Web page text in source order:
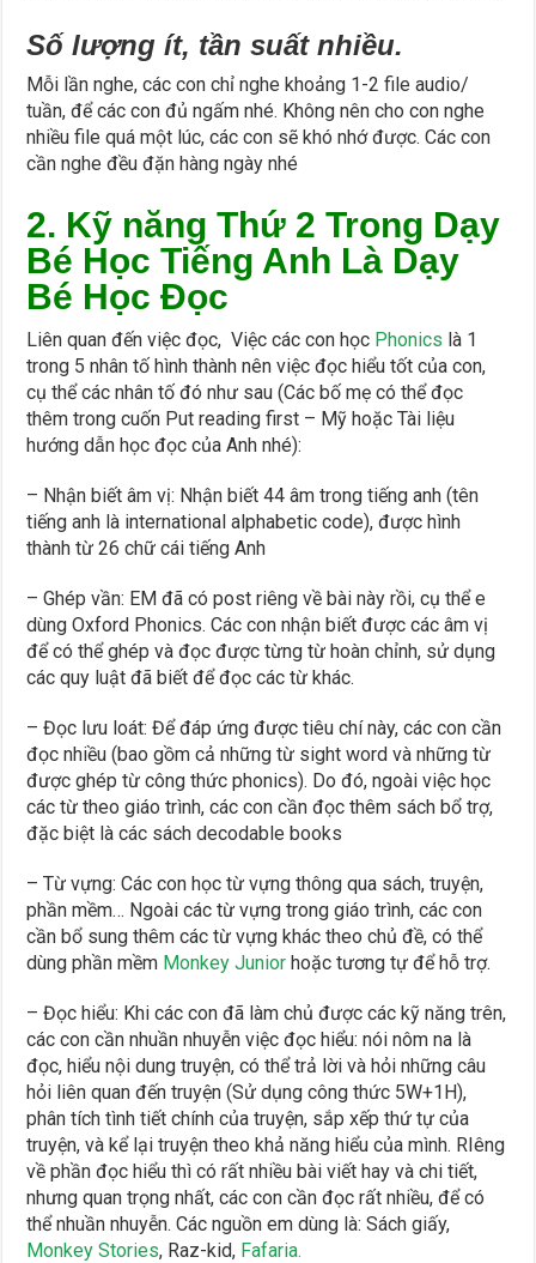
Số lượng ít, tần suất nhiều.
Mỗi lần nghe, các con chỉ nghe khoảng 1-2 file audio/
tuần, để các con đủ ngấm nhé. Không nên cho con nghe
nhiều file quá một lúc, các con sẽ khó nhớ được. Các con
cần nghe đều đặn hàng ngày nhé
2. Kỹ năng Thứ 2 Trong Dạy
Bé Học Tiếng Anh Là Dạy
Bé Học Đọc
Liên quan đến việc đọc, Việc các con học Phonics là 1
trong 5 nhân tố hình thành nên việc đọc hiểu tốt của con,
cụ thể các nhân tố đó như sau (Các bố mẹ có thể đọc
thêm trong cuốn Put reading first – Mỹ hoặc Tài liệu
hướng dẫn học đọc của Anh nhé):
– Nhận biết âm vị: Nhận biết 44 âm trong tiếng anh (tên
tiếng anh là international alphabetic code), được hình
thành từ 26 chữ cái tiếng Anh
– Ghép vần: EM đã có post riêng về bài này rồi, cụ thể e
dùng Oxford Phonics. Các con nhận biết được các âm vị
để có thể ghép và đọc được từng từ hoàn chỉnh, sử dụng
các quy luật đã biết để đọc các từ khác.
– Đọc lưu loát: Để đáp ứng được tiêu chí này, các con cần
đọc nhiều (bao gồm cả những từ sight word và những từ
được ghép từ công thức phonics). Do đó, ngoài việc học
các từ theo giáo trình, các con cần đọc thêm sách bổ trợ,
đặc biệt là các sách decodable books
– Từ vựng: Các con học từ vựng thông qua sách, truyện,
phần mềm… Ngoài các từ vựng trong giáo trình, các con
cần bổ sung thêm các từ vựng khác theo chủ đề, có thể
dùng phần mềm Monkey Junior hoặc tương tự để hỗ trợ.
– Đọc hiểu: Khi các con đã làm chủ được các kỹ năng trên,
các con cần nhuần nhuyễn việc đọc hiểu: nói nôm na là
đọc, hiểu nội dung truyện, có thể trả lời và hỏi những câu
hỏi liên quan đến truyện (Sử dụng công thức 5W+1H),
phân tích tình tiết chính của truyện, sắp xếp thứ tự của
truyện, và kể lại truyện theo khả năng hiểu của mình. RIêng
về phần đọc hiểu thì có rất nhiều bài viết hay và chi tiết,
nhưng quan trọng nhất, các con cần đọc rất nhiều, để có
thể nhuần nhuyễn. Các nguồn em dùng là: Sách giấy,
Monkey Stories, Raz-kid, Fafaria.